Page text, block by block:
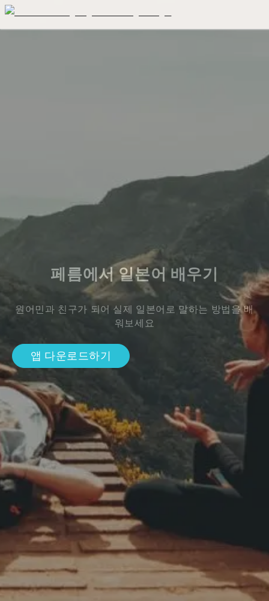
페름에서 일본어 배우기
원어민과 친구가 되어 실제 일본어로 말하는 방법을 배
워보세요
앱 다운로드하기